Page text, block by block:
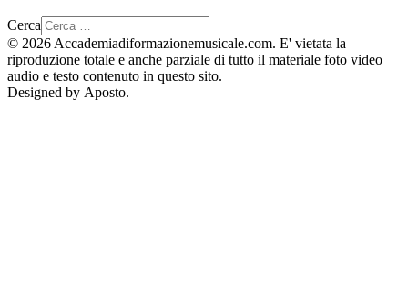
Cerca
© 2026 Accademiadiformazionemusicale.com. E' vietata la
riproduzione totale e anche parziale di tutto il materiale foto video
audio e testo contenuto in questo sito.
Designed by Aposto.